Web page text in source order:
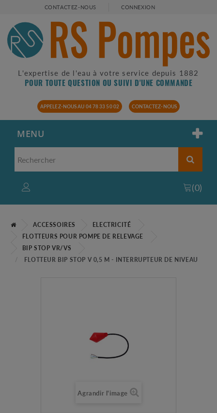
CONTACTEZ-NOUS CONNEXION
L'expertise de l'eau à votre service depuis 1882
POUR TOUTE QUESTION OU SUIVI D'UNE COMMANDE
APPELEZ-NOUS AU 04 78 33 50 02 CONTACTEZ-NOUS
MENU
(0)
ACCESSOIRES
ELECTRICITÉ
FLOTTEURS POUR POMPE DE RELEVAGE
BIP STOP VR/VS
FLOTTEUR BIP STOP V 0,5 M - INTERRUPTEUR DE NIVEAU
Agrandir l'image